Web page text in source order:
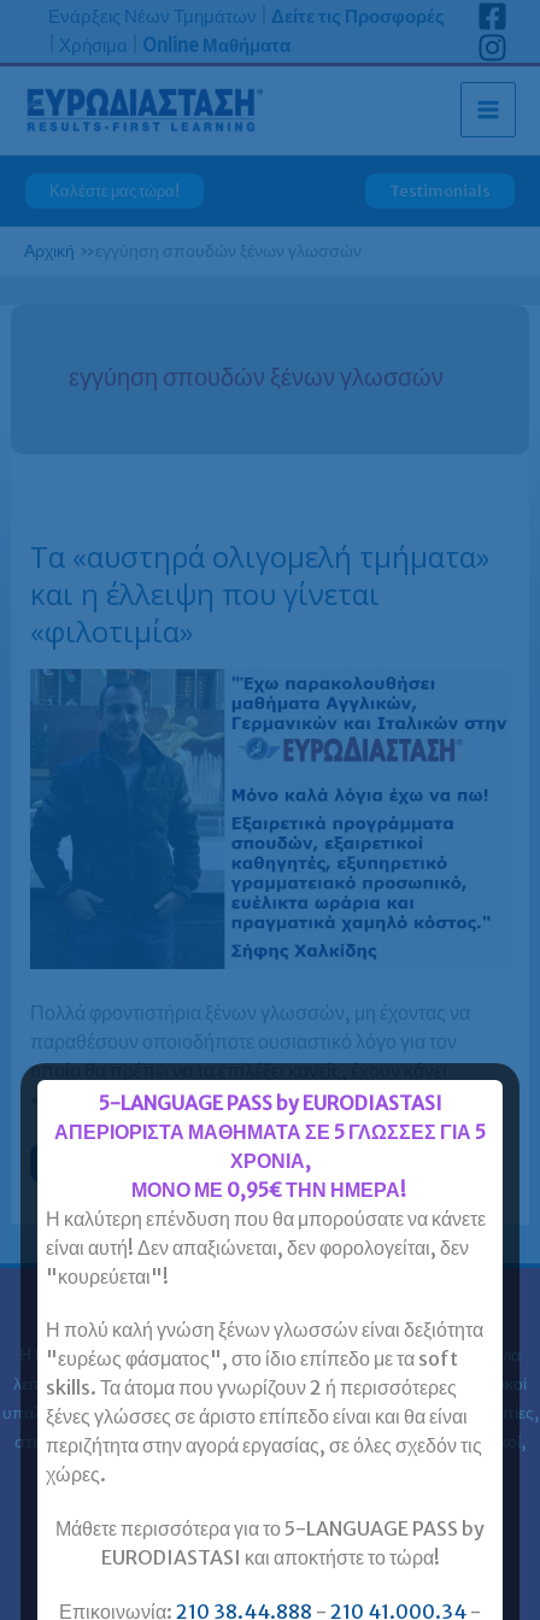
Μετάβαση
περιεχόμενο
Ενάρξεις Νέων Τμημάτων
Δείτε τις Προσφορές
Χρήσιμα Online Μαθήματα
Καλέστε μας τώρα! Testimonials
Αρχική »εγγύηση σπουδών ξένων γλωσσών
εγγύηση σπουδών ξένων γλωσσών
Τα «αυστηρά ολιγομελή τμήματα»
και η έλλειψη που γίνεται
«φιλοτιμία»
Πολλά φροντιστήρια ξένων γλωσσών, μη έχοντας να
παραθέσουν οποιοδήποτε ουσιαστικό λόγο για τον
οποίο θα πρέπει να τα επιλέξει κανείς, έχουν κάνει
«σημαία» τα «αυστηρά […]
«αυστηρά
τμήματα»
και
η
έλλειψη
που
Ευρωδιάσταση
Η Ευρωδιάσταση Κέντρα Ξένων Γλωσσών Ενηλίκων στα30 χρόνια
λειτουργίας της έχει εκπαιδεύσει 61.000 ενήλικες (φοιτητές, ιδιωτικοί
υπάλληλοι, δημόσιοι υπάλληλοι, στρατιωτικοί, ελεύθεροι επαγγελματίες,
στελέχη επιχειρήσεων, επαγγελματίες, ιατροί, νοσηλευτές, μηχανικοί,
Επικοινωνία με Ευρωδιάσταση
Ευρωδιάσταση Online Μαθήματα
5-LANGUAGE PASS by EURODIASTASI
ΑΠΕΡΙΟΡΙΣΤΑ ΜΑΘΗΜΑΤΑ ΣΕ 5 ΓΛΩΣΣΕΣ ΓΙΑ 5
ΧΡΟΝΙΑ,
ΜΟΝΟ ΜΕ 0,95€ ΤΗΝ ΗΜΕΡΑ!
Η καλύτερη επένδυση που θα μπορούσατε να κάνετε
είναι αυτή! Δεν απαξιώνεται, δεν φορολογείται, δεν
"κουρεύεται"!
Η πολύ καλή γνώση ξένων γλωσσών είναι δεξιότητα
"ευρέως φάσματος", στο ίδιο επίπεδο με τα soft
skills. Τα άτομα που γνωρίζουν 2 ή περισσότερες
ξένες γλώσσες σε άριστο επίπεδο είναι και θα είναι
περιζήτητα στην αγορά εργασίας, σε όλες σχεδόν τις
χώρες.
Μάθετε περισσότερα για το 5-LANGUAGE PASS by
EURODIASTASI και αποκτήστε το τώρα!
Επικοινωνία: 210 38.44.888 - 210 41.000.34 -